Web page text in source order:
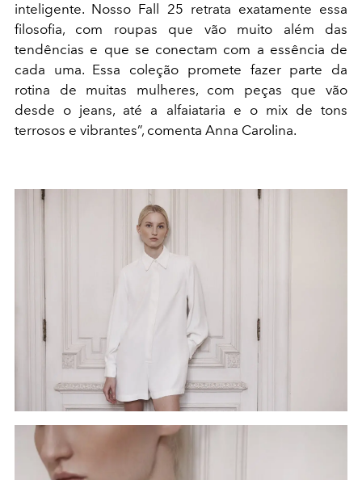
inteligente. Nosso Fall 25 retrata exatamente essa
filosofia, com roupas que vão muito além das
tendências e que se conectam com a essência de
cada uma. Essa coleção promete fazer parte da
rotina de muitas mulheres, com peças que vão
desde o jeans, até a alfaiataria e o mix de tons
terrosos e vibrantes”, comenta Anna Carolina.